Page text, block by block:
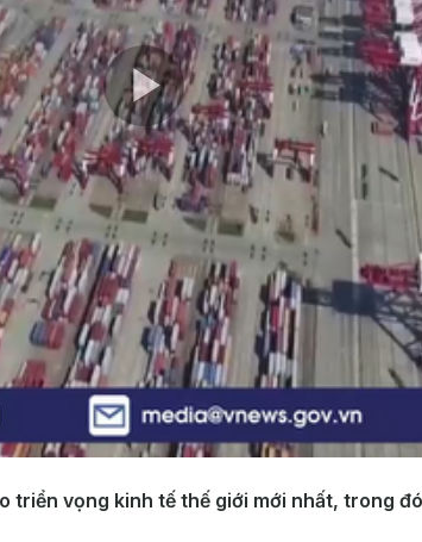
Play
Video
triển vọng kinh tế thế giới mới nhất, trong